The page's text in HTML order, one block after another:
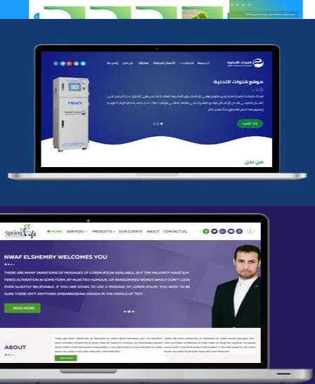
شركة قنوات التحليه
التفاصيل
تصميم spring life